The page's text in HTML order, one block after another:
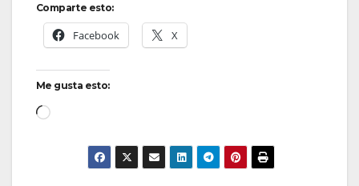
Comparte esto:
Facebook X
Me gusta esto:
Cargando...